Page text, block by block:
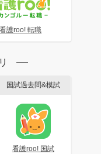
看護roo! 転職
国試過去問&模試
看護roo! 国試